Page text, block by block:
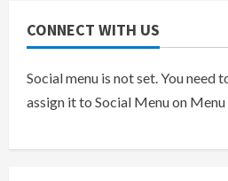
CONNECT WITH US
Social menu is not set. You need
assign it to Social Menu on